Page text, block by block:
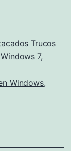
Trucos
Windows 7,
Windows,